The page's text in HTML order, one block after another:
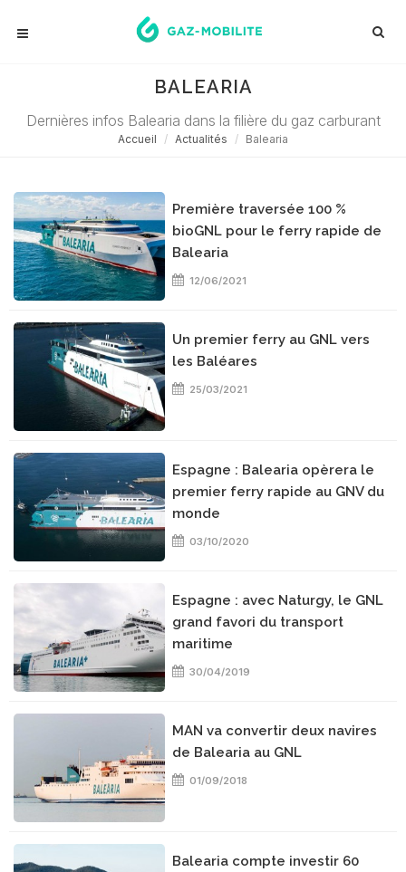
BALEARIA
Dernières infos Balearia dans la filière du gaz carburant
Accueil Actualités Balearia
Première traversée 100 %
bioGNL pour le ferry rapide de
Balearia
12/06/2021
Un premier ferry au GNL vers
les Baléares
25/03/2021
Espagne : Balearia opèrera le
premier ferry rapide au GNV du
monde
03/10/2020
Espagne : avec Naturgy, le GNL
grand favori du transport
maritime
30/04/2019
MAN va convertir deux navires
de Balearia au GNL
01/09/2018
Balearia compte investir 60